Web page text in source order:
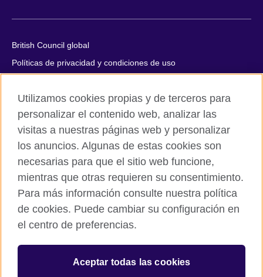
British Council global
Políticas de privacidad y condiciones de uso
Cookies
Quejas y comentarios
Mapa del sitio
© 2026 British Council
All cultural activities in Mexico are carried out by British Council
Asociados A.C., a not-for-profit entity established to undertake
cultural activities, including the promotion and diffusion of British
culture in Mexico, the fostering of cultural relations and mutual
understanding, the promotion of the English language, and the
forms of cooperation between the United Kingdom and Mexico.
The United Kingdom’s international organisation for cultural
Utilizamos cookies propias y de terceros para
personalizar el contenido web, analizar las
visitas a nuestras páginas web y personalizar
los anuncios. Algunas de estas cookies son
necesarias para que el sitio web funcione,
mientras que otras requieren su consentimiento.
Para más información consulte nuestra política
de cookies. Puede cambiar su configuración en
el centro de preferencias.
Aceptar todas las cookies